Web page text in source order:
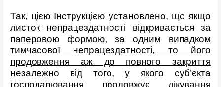
Так, цією Інструкцією установлено, що якщо
листок непрацездатності відкривається за
паперовою формою, за одним випадком
тимчасової непрацездатності, то його
продовження аж до повного закриття
незалежно від того, у якого суб’єкта
господарювання продовжує лікування